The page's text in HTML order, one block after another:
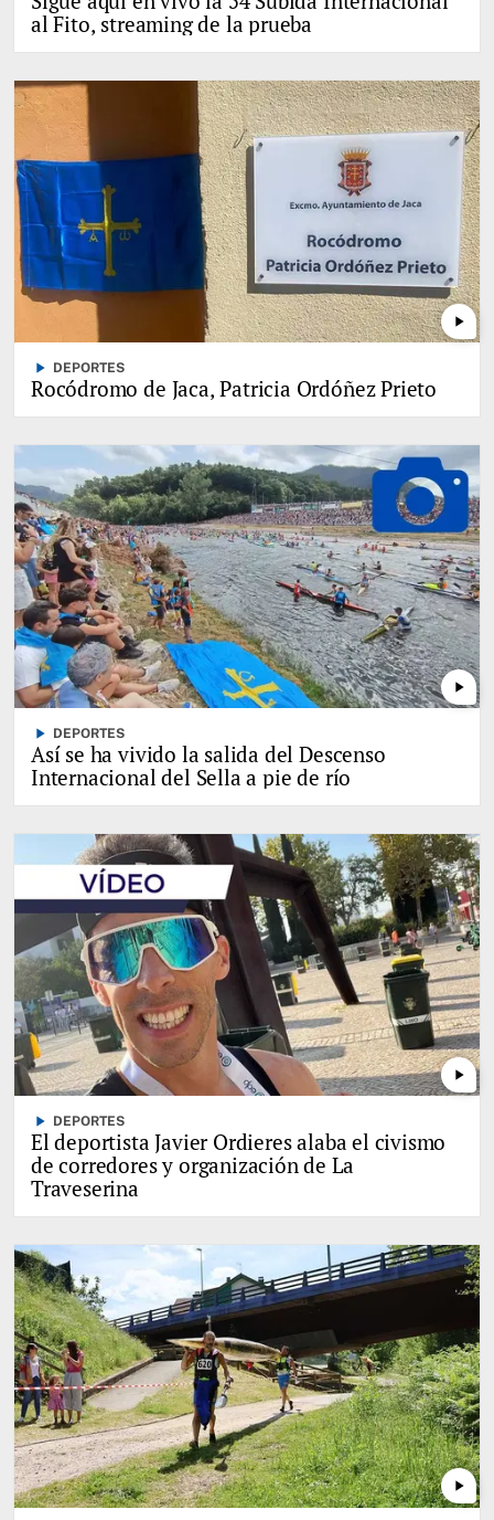
al Fito, streaming de la prueba
play_arrow
play_arrow DEPORTES
Rocódromo de Jaca, Patricia Ordóñez Prieto
play_arrow
play_arrow DEPORTES
Así se ha vivido la salida del Descenso
Internacional del Sella a pie de río
play_arrow
play_arrow DEPORTES
El deportista Javier Ordieres alaba el civismo
de corredores y organización de La
Traveserina
play_arrow